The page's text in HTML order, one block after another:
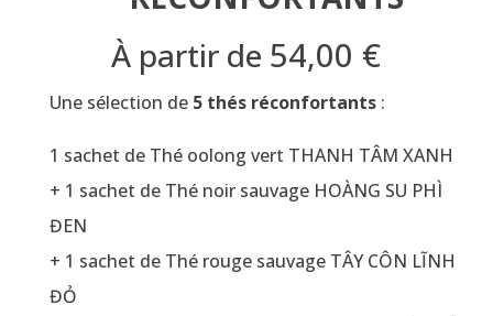
À partir de 54,00 €
Une sélection de 5 thés réconfortants:
1 sachet de Thé oolong vert THANH TÂM XANH
+ 1 sachet de Thé noir sauvage HOÀNG SU PHÌ
ĐEN
+ 1 sachet de Thé rouge sauvage TÂY CÔN LĨNH
ĐỎ